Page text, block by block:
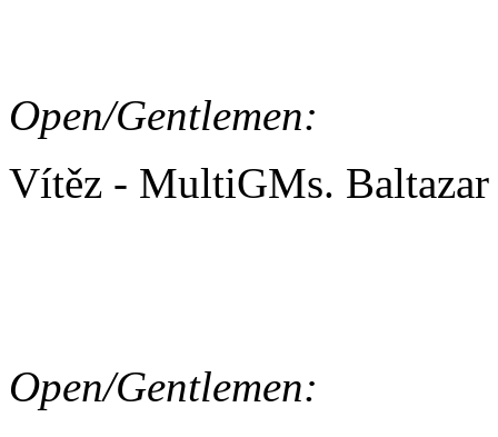
Open/Gentlemen:
Vítěz - MultiGMs.
Open/Gentlemen: